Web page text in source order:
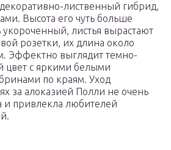
лиственный гибрид,
Высота его чуть больше
укороченный, листья вырастают
розетки, их длина около
Эффектно выглядит темно-
цвет с яркими белыми
по краям. Уход
за алоказией Полли не очень
и привлекла любителей